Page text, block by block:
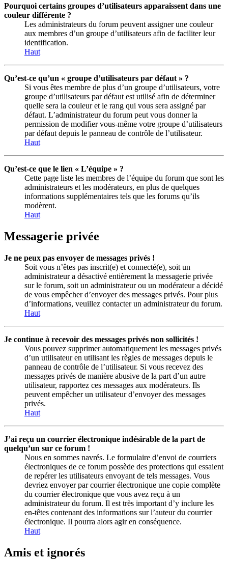
Pourquoi certains groupes d’utilisateurs apparaissent dans une
couleur différente ?
Les administrateurs du forum peuvent assigner une couleur
aux membres d’un groupe d’utilisateurs afin de faciliter leur
identification.
Haut
Qu’est-ce qu’un « groupe d’utilisateurs par défaut » ?
Si vous êtes membre de plus d’un groupe d’utilisateurs, votre
groupe d’utilisateurs par défaut est utilisé afin de déterminer
quelle sera la couleur et le rang qui vous sera assigné par
défaut. L’administrateur du forum peut vous donner la
permission de modifier vous-même votre groupe d’utilisateurs
par défaut depuis le panneau de contrôle de l’utilisateur.
Haut
Qu’est-ce que le lien « L’équipe » ?
Cette page liste les membres de l’équipe du forum que sont les
administrateurs et les modérateurs, en plus de quelques
informations supplémentaires tels que les forums qu’ils
modèrent.
Haut
Messagerie privée
Je ne peux pas envoyer de messages privés !
Soit vous n’êtes pas inscrit(e) et connecté(e), soit un
administrateur a désactivé entièrement la messagerie privée
sur le forum, soit un administrateur ou un modérateur a décidé
de vous empêcher d’envoyer des messages privés. Pour plus
d’informations, veuillez contacter un administrateur du forum.
Haut
Je continue à recevoir des messages privés non sollicités !
Vous pouvez supprimer automatiquement les messages privés
d’un utilisateur en utilisant les règles de messages depuis le
panneau de contrôle de l’utilisateur. Si vous recevez des
messages privés de manière abusive de la part d’un autre
utilisateur, rapportez ces messages aux modérateurs. Ils
peuvent empêcher un utilisateur d’envoyer des messages
privés.
Haut
J’ai reçu un courrier électronique indésirable de la part de
quelqu’un sur ce forum !
Nous en sommes navrés. Le formulaire d’envoi de courriers
électroniques de ce forum possède des protections qui essaient
de repérer les utilisateurs envoyant de tels messages. Vous
devriez envoyer par courrier électronique une copie complète
du courrier électronique que vous avez reçu à un
administrateur du forum. Il est très important d’y inclure les
en-têtes contenant des informations sur l’auteur du courrier
électronique. Il pourra alors agir en conséquence.
Haut
Amis et ignorés